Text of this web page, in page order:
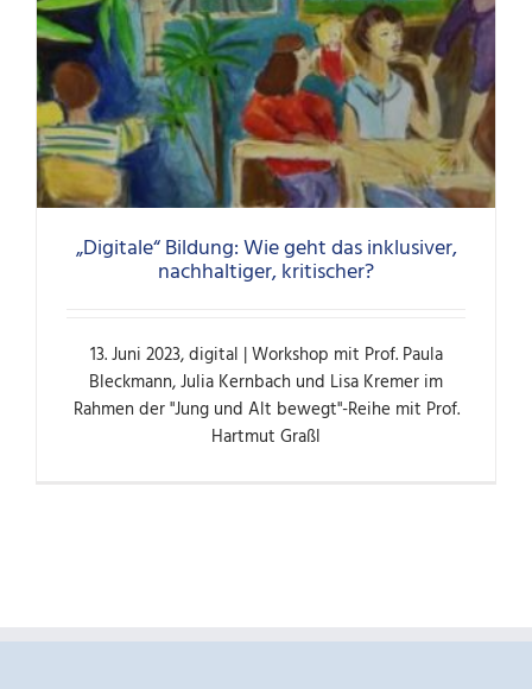
„Digitale“ Bildung: Wie geht das inklusiver,
nachhaltiger, kritischer?
13. Juni 2023, digital | Workshop mit Prof. Paula
Bleckmann, Julia Kernbach und Lisa Kremer im
Rahmen der "Jung und Alt bewegt"-Reihe mit Prof.
Hartmut Graßl